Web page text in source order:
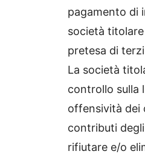
pagamento di
società
pretesa di
La società
controllo sulla
offensività dei
contributi
rifiutare e/o